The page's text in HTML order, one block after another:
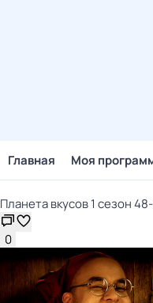
Главная Моя
Планета вкусов 1 сезон
0